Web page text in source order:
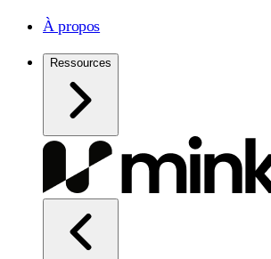
À propos
Ressources